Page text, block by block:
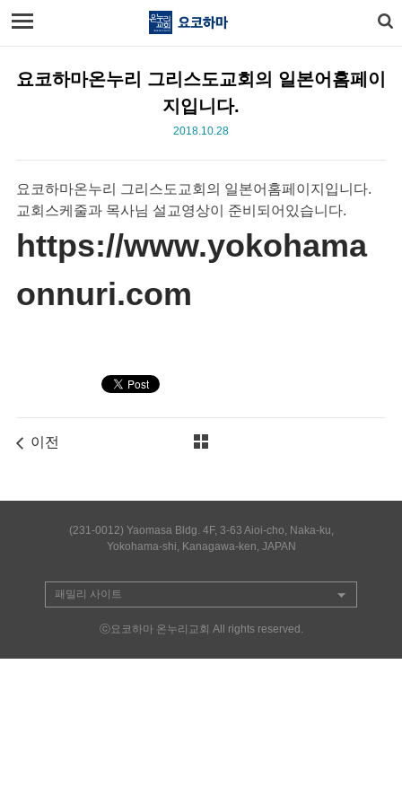
요코하마온누리 그리스도교회의 일본어홈페이
지입니다.
2018.10.28
요코하마온누리 그리스도교회의 일본어홈페이지입니다.
교회스케줄과 목사님 설교영상이 준비되어있습니다.
https://www.yokohama
onnuri.com
이전
(231-0012) Yaomasa Bldg. 4F, 3-63 Aioi-cho, Naka-ku,
Yokohama-shi, Kanagawa-ken, JAPAN
ⓒ요코하마 온누리교회 All rights reserved.